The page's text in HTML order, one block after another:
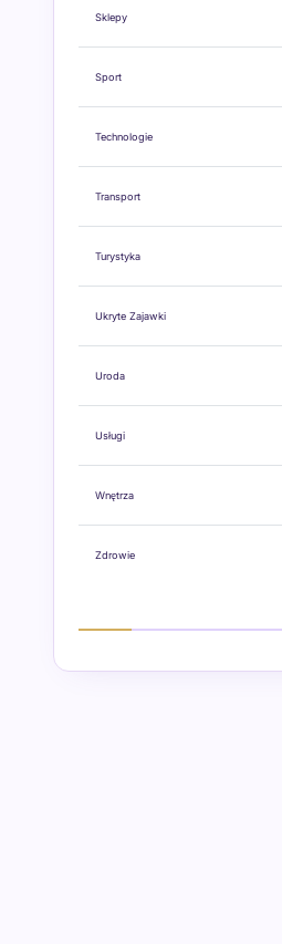
Sklepy
Sport
Technologie
Transport
Turystyka
Ukryte Zajawki
Uroda
Usługi
Wnętrza
Zdrowie